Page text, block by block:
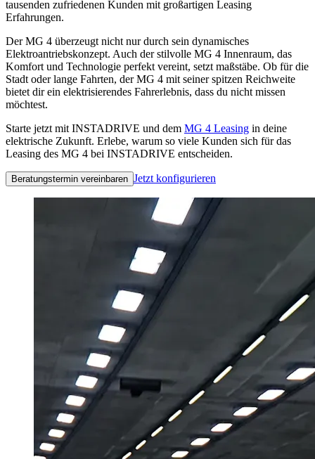
tausenden zufriedenen Kunden mit großartigen Leasing
Erfahrungen.
Der MG 4 überzeugt nicht nur durch sein dynamisches
Elektroantriebskonzept. Auch der stilvolle MG 4 Innenraum, das
Komfort und Technologie perfekt vereint, setzt maßstäbe. Ob für die
Stadt oder lange Fahrten, der MG 4 mit seiner spitzen Reichweite
bietet dir ein elektrisierendes Fahrerlebnis, dass du nicht missen
möchtest.
Starte jetzt mit INSTADRIVE und dem MG 4 Leasing in deine
elektrische Zukunft. Erlebe, warum so viele Kunden sich für das
Leasing des MG 4 bei INSTADRIVE entscheiden.
Beratungstermin vereinbaren Jetzt konfigurieren